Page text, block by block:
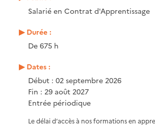
Salarié en Contrat d'Apprentissage
Durée :
De 675 h
Dates :
Début : 02 septembre 2026
Fin : 29 août 2027
Entrée périodique
Le délai d’accès à nos formations en